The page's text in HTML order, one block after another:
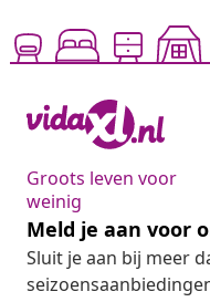
Groots leven voor
weinig
Meld je aan voor
Sluit je aan bij meer